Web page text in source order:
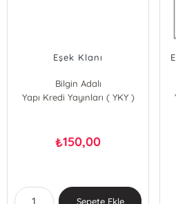
Eşek Klanı
Bilgin Adalı
Yapı Kredi Yayınları ( YKY )
₺150,00
Sepete Ekle